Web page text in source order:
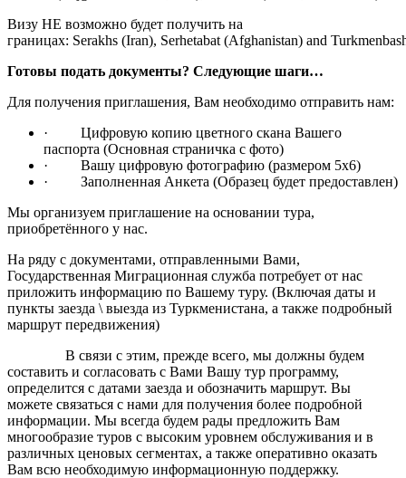
Визу НЕ возможно будет получить на
границах: Serakhs (Iran), Serhetabat (Afghanistan) and
Готовы подать документы? Следующие шаги…
Для получения приглашения, Вам необходимо отправить нам:
· Цифровую копию цветного скана Вашего
паспорта (Основная страничка с фото)
· Вашу цифровую фотографию (размером 5х6)
· Заполненная Анкета (Образец будет предоставлен)
Мы организуем приглашение на основании тура,
приобретённого у нас.
На ряду с документами, отправленными Вами,
Государственная Миграционная служба потребует от нас
приложить информацию по Вашему туру. (Включая даты и
пункты заезда \ выезда из Туркменистана, а также подробный
маршрут передвижения)
В связи с этим, прежде всего, мы должны будем
составить и согласовать с Вами Вашу тур программу,
определится с датами заезда и обозначить маршрут. Вы
можете связаться с нами для получения более подробной
информации. Мы всегда будем рады предложить Вам
многообразие туров с высоким уровнем обслуживания и в
различных ценовых сегментах, а также оперативно оказать
Вам всю необходимую информационную поддержку.